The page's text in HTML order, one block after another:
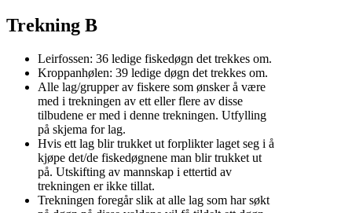
Trekning B
Leirfossen: 36 ledige fiskedøgn det trekkes om.
Kroppanhølen: 39 ledige døgn det trekkes om.
Alle lag/grupper av fiskere som ønsker å være
med i trekningen av ett eller flere av disse
tilbudene er med i denne trekningen. Utfylling
på skjema for lag.
Hvis ett lag blir trukket ut forplikter laget seg i å
kjøpe det/de fiskedøgnene man blir trukket ut
på. Utskifting av mannskap i ettertid av
trekningen er ikke tillat.
Trekningen foregår slik at alle lag som har søkt